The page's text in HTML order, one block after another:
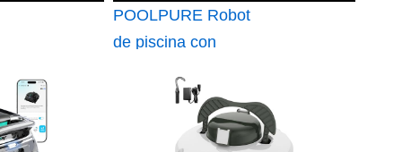
POOLPURE Robot
de piscina con